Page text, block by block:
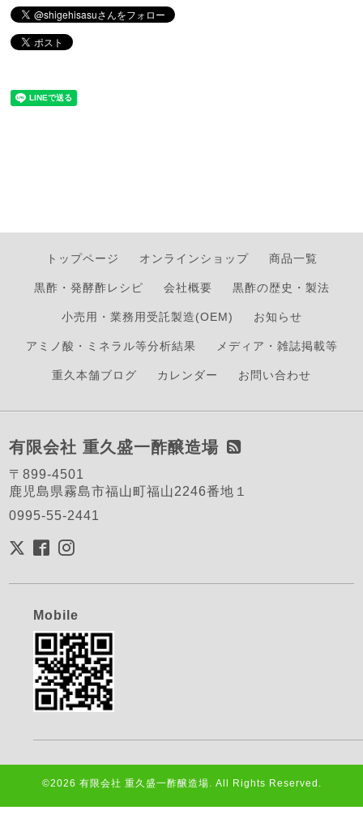
トップページ オンラインショップ 商品一覧
黒酢・発酵酢レシピ 会社概要 黒酢の歴史・製法
小売用・業務用受託製造(OEM) お知らせ
アミノ酸・ミネラル等分析結果 メディア・雑誌掲載等
重久本舗ブログ カレンダー お問い合わせ
有限会社 重久盛一酢醸造場
〒899-4501
鹿児島県霧島市福山町福山2246番地１
0995-55-2441
Mobile
©2026 有限会社 重久盛一酢醸造場. All Rights Reserved.